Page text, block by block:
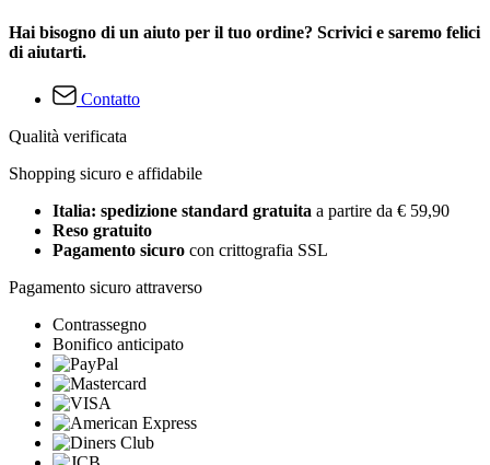
Hai bisogno di un aiuto per il tuo ordine? Scrivici e saremo felici
di aiutarti.
Contatto
Qualità verificata
Shopping sicuro e affidabile
Italia: spedizione standard gratuita a partire da € 59,90
Reso gratuito
Pagamento sicuro con crittografia SSL
Pagamento sicuro attraverso
Contrassegno
Bonifico anticipato